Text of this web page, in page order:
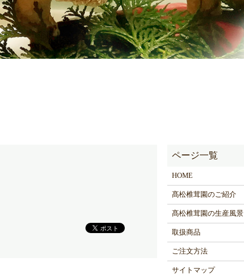
HOME
髙松椎茸園のご紹介
髙松椎茸園の生産風景
取扱商品
ご注文方法
サイトマップ